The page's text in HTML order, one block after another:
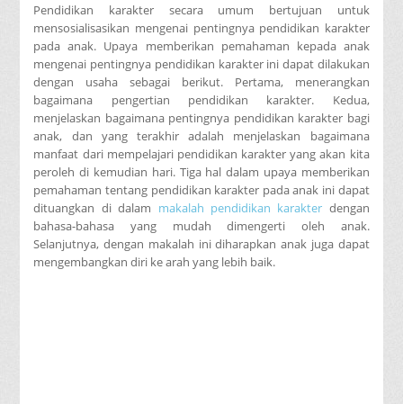
Pendidikan karakter secara umum bertujuan untuk
mensosialisasikan mengenai pentingnya pendidikan karakter
pada anak. Upaya memberikan pemahaman kepada anak
mengenai pentingnya pendidikan karakter ini dapat dilakukan
dengan usaha sebagai berikut. Pertama, menerangkan
bagaimana pengertian pendidikan karakter. Kedua,
menjelaskan bagaimana pentingnya pendidikan karakter bagi
anak, dan yang terakhir adalah menjelaskan bagaimana
manfaat dari mempelajari pendidikan karakter yang akan kita
peroleh di kemudian hari. Tiga hal dalam upaya memberikan
pemahaman tentang pendidikan karakter pada anak ini dapat
dituangkan di dalam makalah pendidikan karakter dengan
bahasa-bahasa yang mudah dimengerti oleh anak.
Selanjutnya, dengan makalah ini diharapkan anak juga dapat
mengembangkan diri ke arah yang lebih baik.